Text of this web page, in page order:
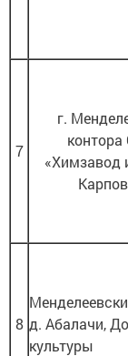
7
г.
«Химзавод
8 д. Абалачи,
культуры